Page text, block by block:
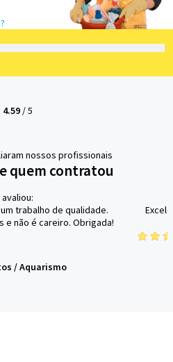
4.59/5
nossos profissionais
quem contratou
avaliou:
trabalho de qualidade.
e não é careiro. Obrigada!
/Aquarismo